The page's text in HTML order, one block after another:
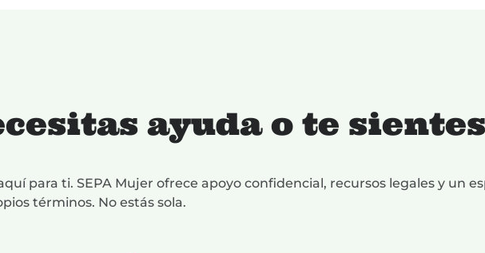
ayuda o te
para ti. SEPA Mujer ofrece apoyo confidencial, recursos legales y un
términos. No estás sola.